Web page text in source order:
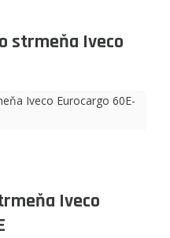
strmeňa Iveco
Iveco